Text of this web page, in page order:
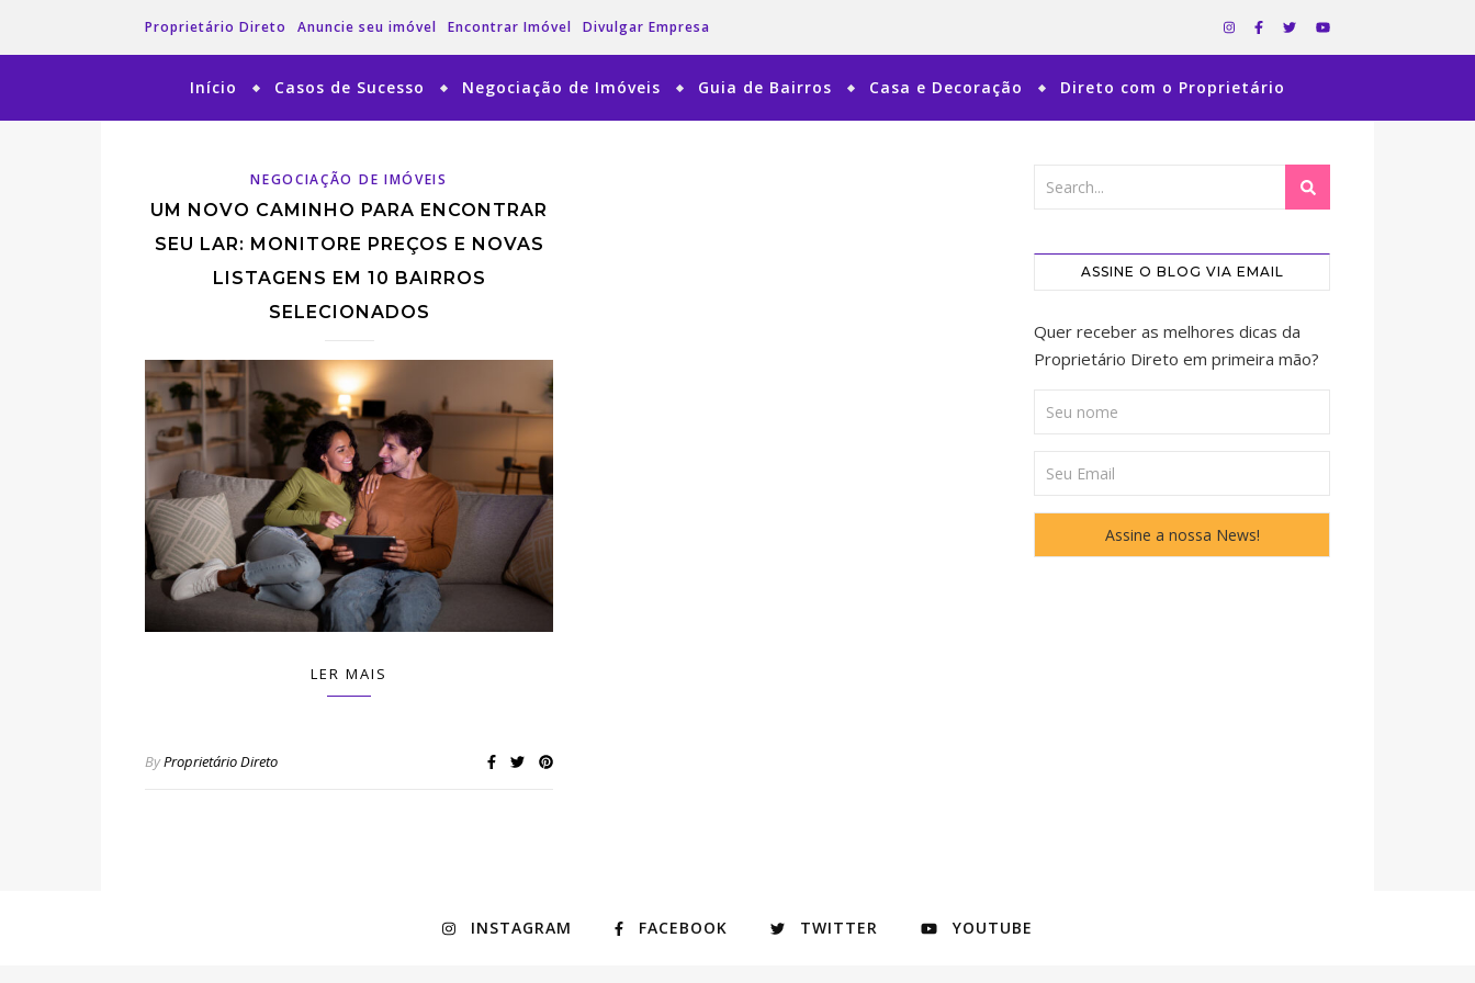
Proprietário Direto Anuncie seu imóvel Encontrar Imóvel Divulgar Empresa
Início Casos de Sucesso Negociação de Imóveis Guia de Bairros Casa e Decoração Direto com o Proprietário
NEGOCIAÇÃO DE IMÓVEIS
UM NOVO CAMINHO PARA ENCONTRAR
SEU LAR: MONITORE PREÇOS E NOVAS
LISTAGENS EM 10 BAIRROS
SELECIONADOS
LER MAIS
ByProprietário Direto
ASSINE O BLOG VIA EMAIL
Quer receber as melhores dicas da
Proprietário Direto em primeira mão?
INSTAGRAM FACEBOOK TWITTER YOUTUBE